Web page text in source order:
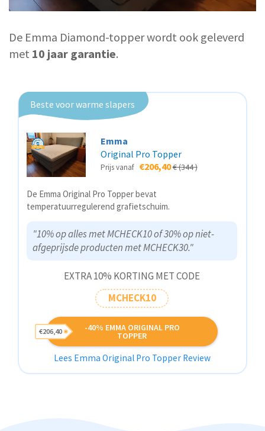
De Emma Diamond-topper wordt ook geleverd
met 10 jaar garantie.
Beste voor warme slapers
Emma
Original Pro Topper
Prijs vanaf €206,40€ (344 )
De Emma Original Pro Topper bevat
temperatuurregulerend grafietschuim.
"10% op alles met MCHECK10 of 30% op niet-
afgeprijsde producten met MCHECK30."
EXTRA 10% KORTING MET CODE
MCHECK10
-40% EMMA ORIGINAL PRO
TOPPER
€206,40
Lees Emma Original Pro Topper Review